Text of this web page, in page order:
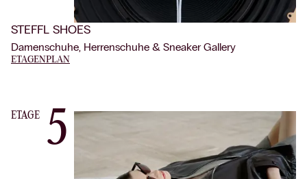
STEFFL SHOES
Damenschuhe, Herrenschuhe & Sneaker Gallery
ETAGENPLAN
ETAGE 5